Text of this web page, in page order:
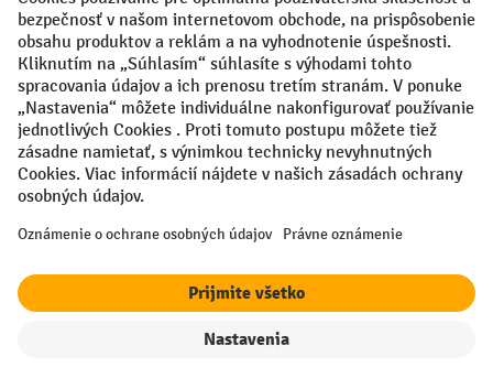
Servisná horúca linka
Podpora a poradenstvo v oblasti:
0800 109 999
Po-Čt, 07:30 - 16:30
Pi, 07:30 - 16:00
Alebo prostredníctvom nášho